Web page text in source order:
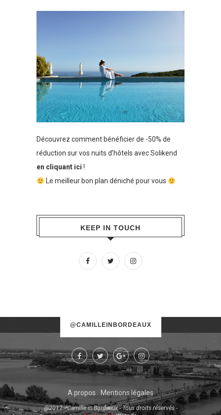
Découvrez comment bénéficier de -50% de
réduction sur vos nuits d’hôtels avec Solikend
en cliquant ici !
Le meilleur bon plan déniché pour vous
KEEP IN TOUCH
@CAMILLEINBORDEAUX
Try some other hashtag or username
A propos Mentions légales
@2017 - Camille in Bordeaux - Tous droits réservés -